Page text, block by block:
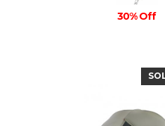
30% Off